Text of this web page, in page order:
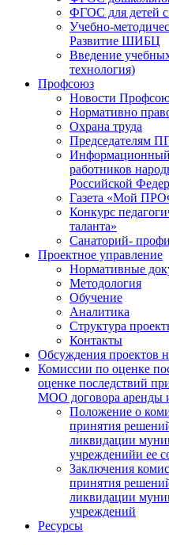
ФГОС для детей
Учебно-
Развитие ШИБЦ
Введение
технология)
Профсоюз
Новости
Нормативно
Охрана труда
Председателям
работников
Российской
Газета «Мой
Конкурс
таланта»
Санаторий-
Проектное управление
Нормативные
Методология
Обучение
Аналитика
Структура
Контакты
Обсуждения проектов
Комиссии по оценке
оценке последствий
МОО договора аренды и
Положение о
принятия
ликвидации
учрежденийи ее
Заключения
принятия
ликвидации
учреждений
Ресурсы